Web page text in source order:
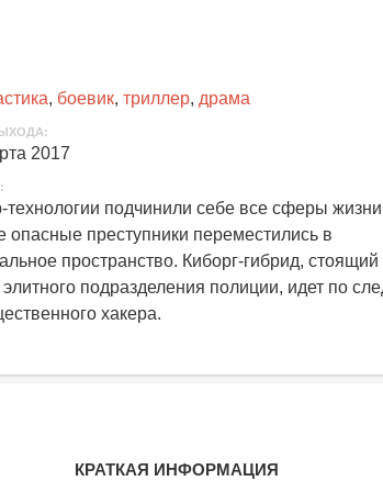
, боевик, триллер, драма
2017
технологии подчинили себе все сферы
опасные преступники переместились в
пространство. Киборг-гибрид, стоящий
элитного подразделения полиции, идет по
хакера.
КРАТКАЯ ИНФОРМАЦИЯ